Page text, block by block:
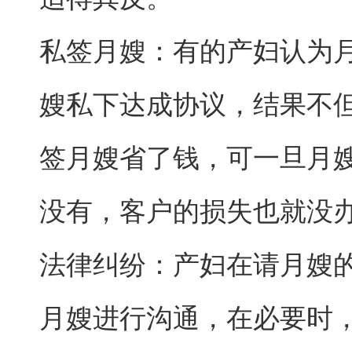
私签月嫂：有的产妇认为
嫂私下达成协议，结果不
签月嫂省了钱，可一旦月
没有，客户的损失也就没
法律纠纷：产妇在请月嫂
月嫂进行沟通，在必要时